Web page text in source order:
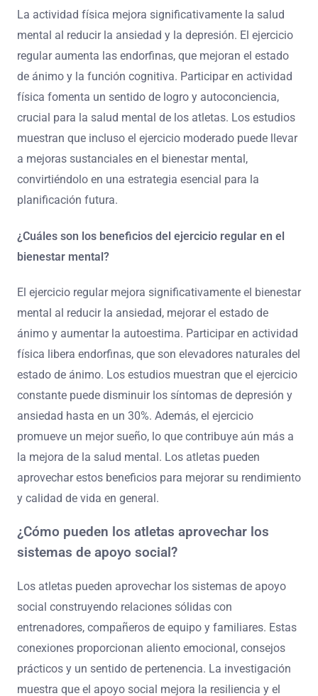
La actividad física mejora significativamente la salud
mental al reducir la ansiedad y la depresión. El ejercicio
regular aumenta las endorfinas, que mejoran el estado
de ánimo y la función cognitiva. Participar en actividad
física fomenta un sentido de logro y autoconciencia,
crucial para la salud mental de los atletas. Los estudios
muestran que incluso el ejercicio moderado puede llevar
a mejoras sustanciales en el bienestar mental,
convirtiéndolo en una estrategia esencial para la
planificación futura.
¿Cuáles son los beneficios del ejercicio regular en el
bienestar mental?
El ejercicio regular mejora significativamente el bienestar
mental al reducir la ansiedad, mejorar el estado de
ánimo y aumentar la autoestima. Participar en actividad
física libera endorfinas, que son elevadores naturales del
estado de ánimo. Los estudios muestran que el ejercicio
constante puede disminuir los síntomas de depresión y
ansiedad hasta en un 30%. Además, el ejercicio
promueve un mejor sueño, lo que contribuye aún más a
la mejora de la salud mental. Los atletas pueden
aprovechar estos beneficios para mejorar su rendimiento
y calidad de vida en general.
¿Cómo pueden los atletas aprovechar los
sistemas de apoyo social?
Los atletas pueden aprovechar los sistemas de apoyo
social construyendo relaciones sólidas con
entrenadores, compañeros de equipo y familiares. Estas
conexiones proporcionan aliento emocional, consejos
prácticos y un sentido de pertenencia. La investigación
muestra que el apoyo social mejora la resiliencia y el